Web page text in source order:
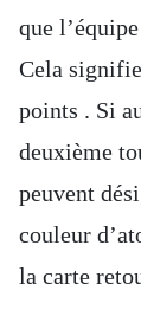
que
Cela
points . Si
deuxième
peuvent
couleur
la carte